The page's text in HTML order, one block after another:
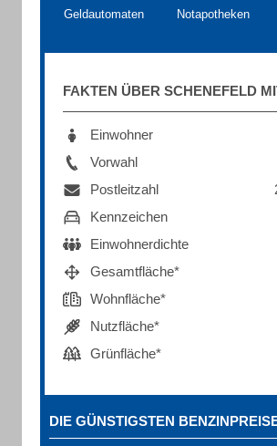
Geldautomaten Notapotheken
FAKTEN ÜBER SCHENEFELD
Einwohner
Vorwahl
Postleitzahl
Kennzeichen
Einwohnerdichte
Gesamtfläche*
Wohnfläche*
Nutzfläche*
Grünfläche*
DIE GÜNSTIGSTEN